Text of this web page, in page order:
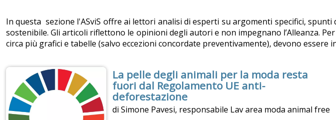
In questa sezione l'ASviS offre ai lettori analisi di esperti su argomenti specifici,
sostenibile. Gli articoli riflettono le opinioni degli autori e non impegnano l’Alleanza.
circa più grafici e tabelle (salvo eccezioni concordate preventivamente), devono essere
La pelle degli animali per la moda resta
fuori dal Regolamento UE anti-
deforestazione
di Simone Pavesi, responsabile Lav area moda animal free